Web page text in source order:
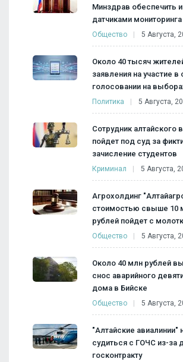
Минздрав обеспечить
датчиками
Общество 5 Августа,
Около 40 тысяч
заявления на участие в
голосовании на
Политика 5 Августа,
Сотрудник алтайского
пойдет под суд за
зачисление студентов
Криминал 5 Августа,
Агрохолдинг
стоимостью свыше 10
рублей пойдет с
Общество 5 Августа,
Около 40 млн рублей
снос аварийного
дома в Бийске
Общество 5 Августа,
"Алтайские авиалинии"
судиться с ГОЧС из-за
госконтракту